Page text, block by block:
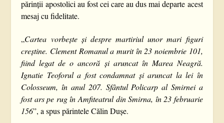
părinții apostolici au fost cei care au dus mai departe acest
mesaj cu fidelitate.
„Cartea vorbește și despre martiriul unor mari figuri
creștine. Clement Romanul a murit în 23 noiembrie 101,
fiind legat de o ancoră și aruncat în Marea Neagră.
Ignatie Teoforul a fost condamnat și aruncat la lei în
Colosseum, în anul 207. Sfântul Policarp al Smirnei a
fost ars pe rug în Amfiteatrul din Smirna, în 23 februarie
156”, a spus părintele Călin Dușe.